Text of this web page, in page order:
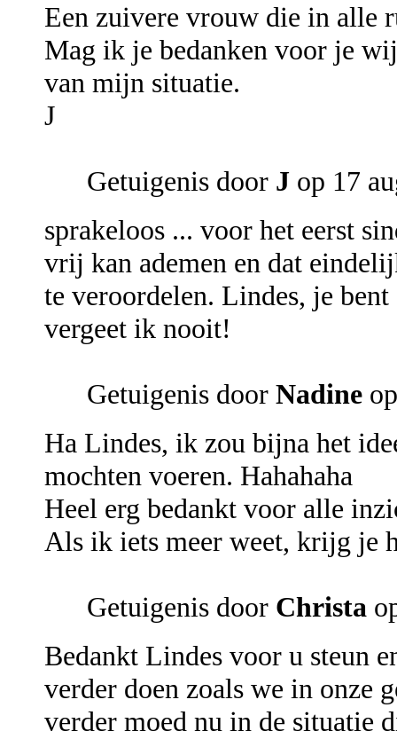
Een zuivere vrouw die in alle
Mag ik je bedanken voor je
van mijn situatie.
J
Getuigenis door J op 17
sprakeloos ... voor het eerst
vrij kan ademen en dat
te veroordelen. Lindes, je
vergeet ik nooit!
Getuigenis door Nadine
Ha Lindes, ik zou bijna het
mochten voeren. Hahahaha
Heel erg bedankt voor alle
Als ik iets meer weet, krijg je
Getuigenis door Christa
Bedankt Lindes voor u steun
verder doen zoals we in onze
verder moed nu in de situatie